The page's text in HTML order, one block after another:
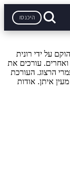
היכנסו
על ידי רונית
ואחרים. עורכים את
הרצוג. העורכת
איתן. אודות